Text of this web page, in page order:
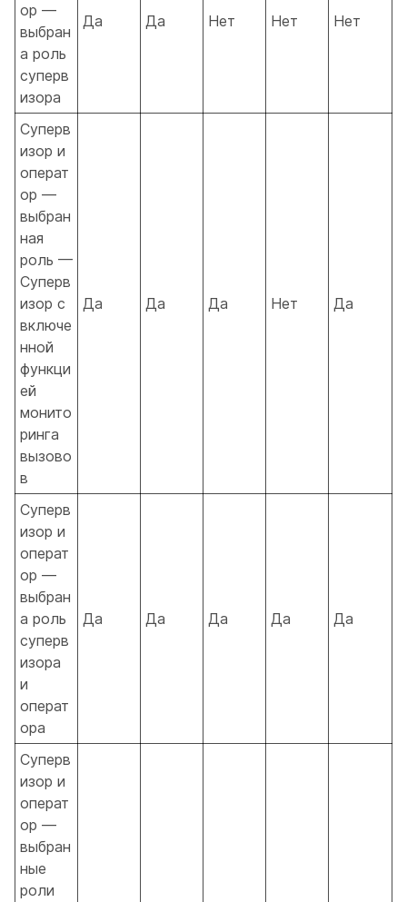
ор —
выбран
а роль
суперв
изора
Да Да Нет Нет Нет
Суперв
изор и
операт
ор —
выбран
ная
роль —
Суперв
изор с
включе
нной
функци
ей
монито
ринга
вызово
в
Да Да Да Нет Да
Суперв
изор и
операт
ор —
выбран
а роль
суперв
изора
и
операт
ора
Да Да Да Да Да
Суперв
изор и
операт
ор —
выбран
ные
роли